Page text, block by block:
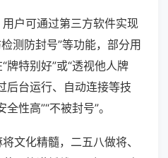
户可通过第三方软件实现
测防封号”等功能，部分用
牌特别好”或“透视他人牌
后台运行、自动连接等技
性高”“不被封号”。
文化精髓，二五八做将、